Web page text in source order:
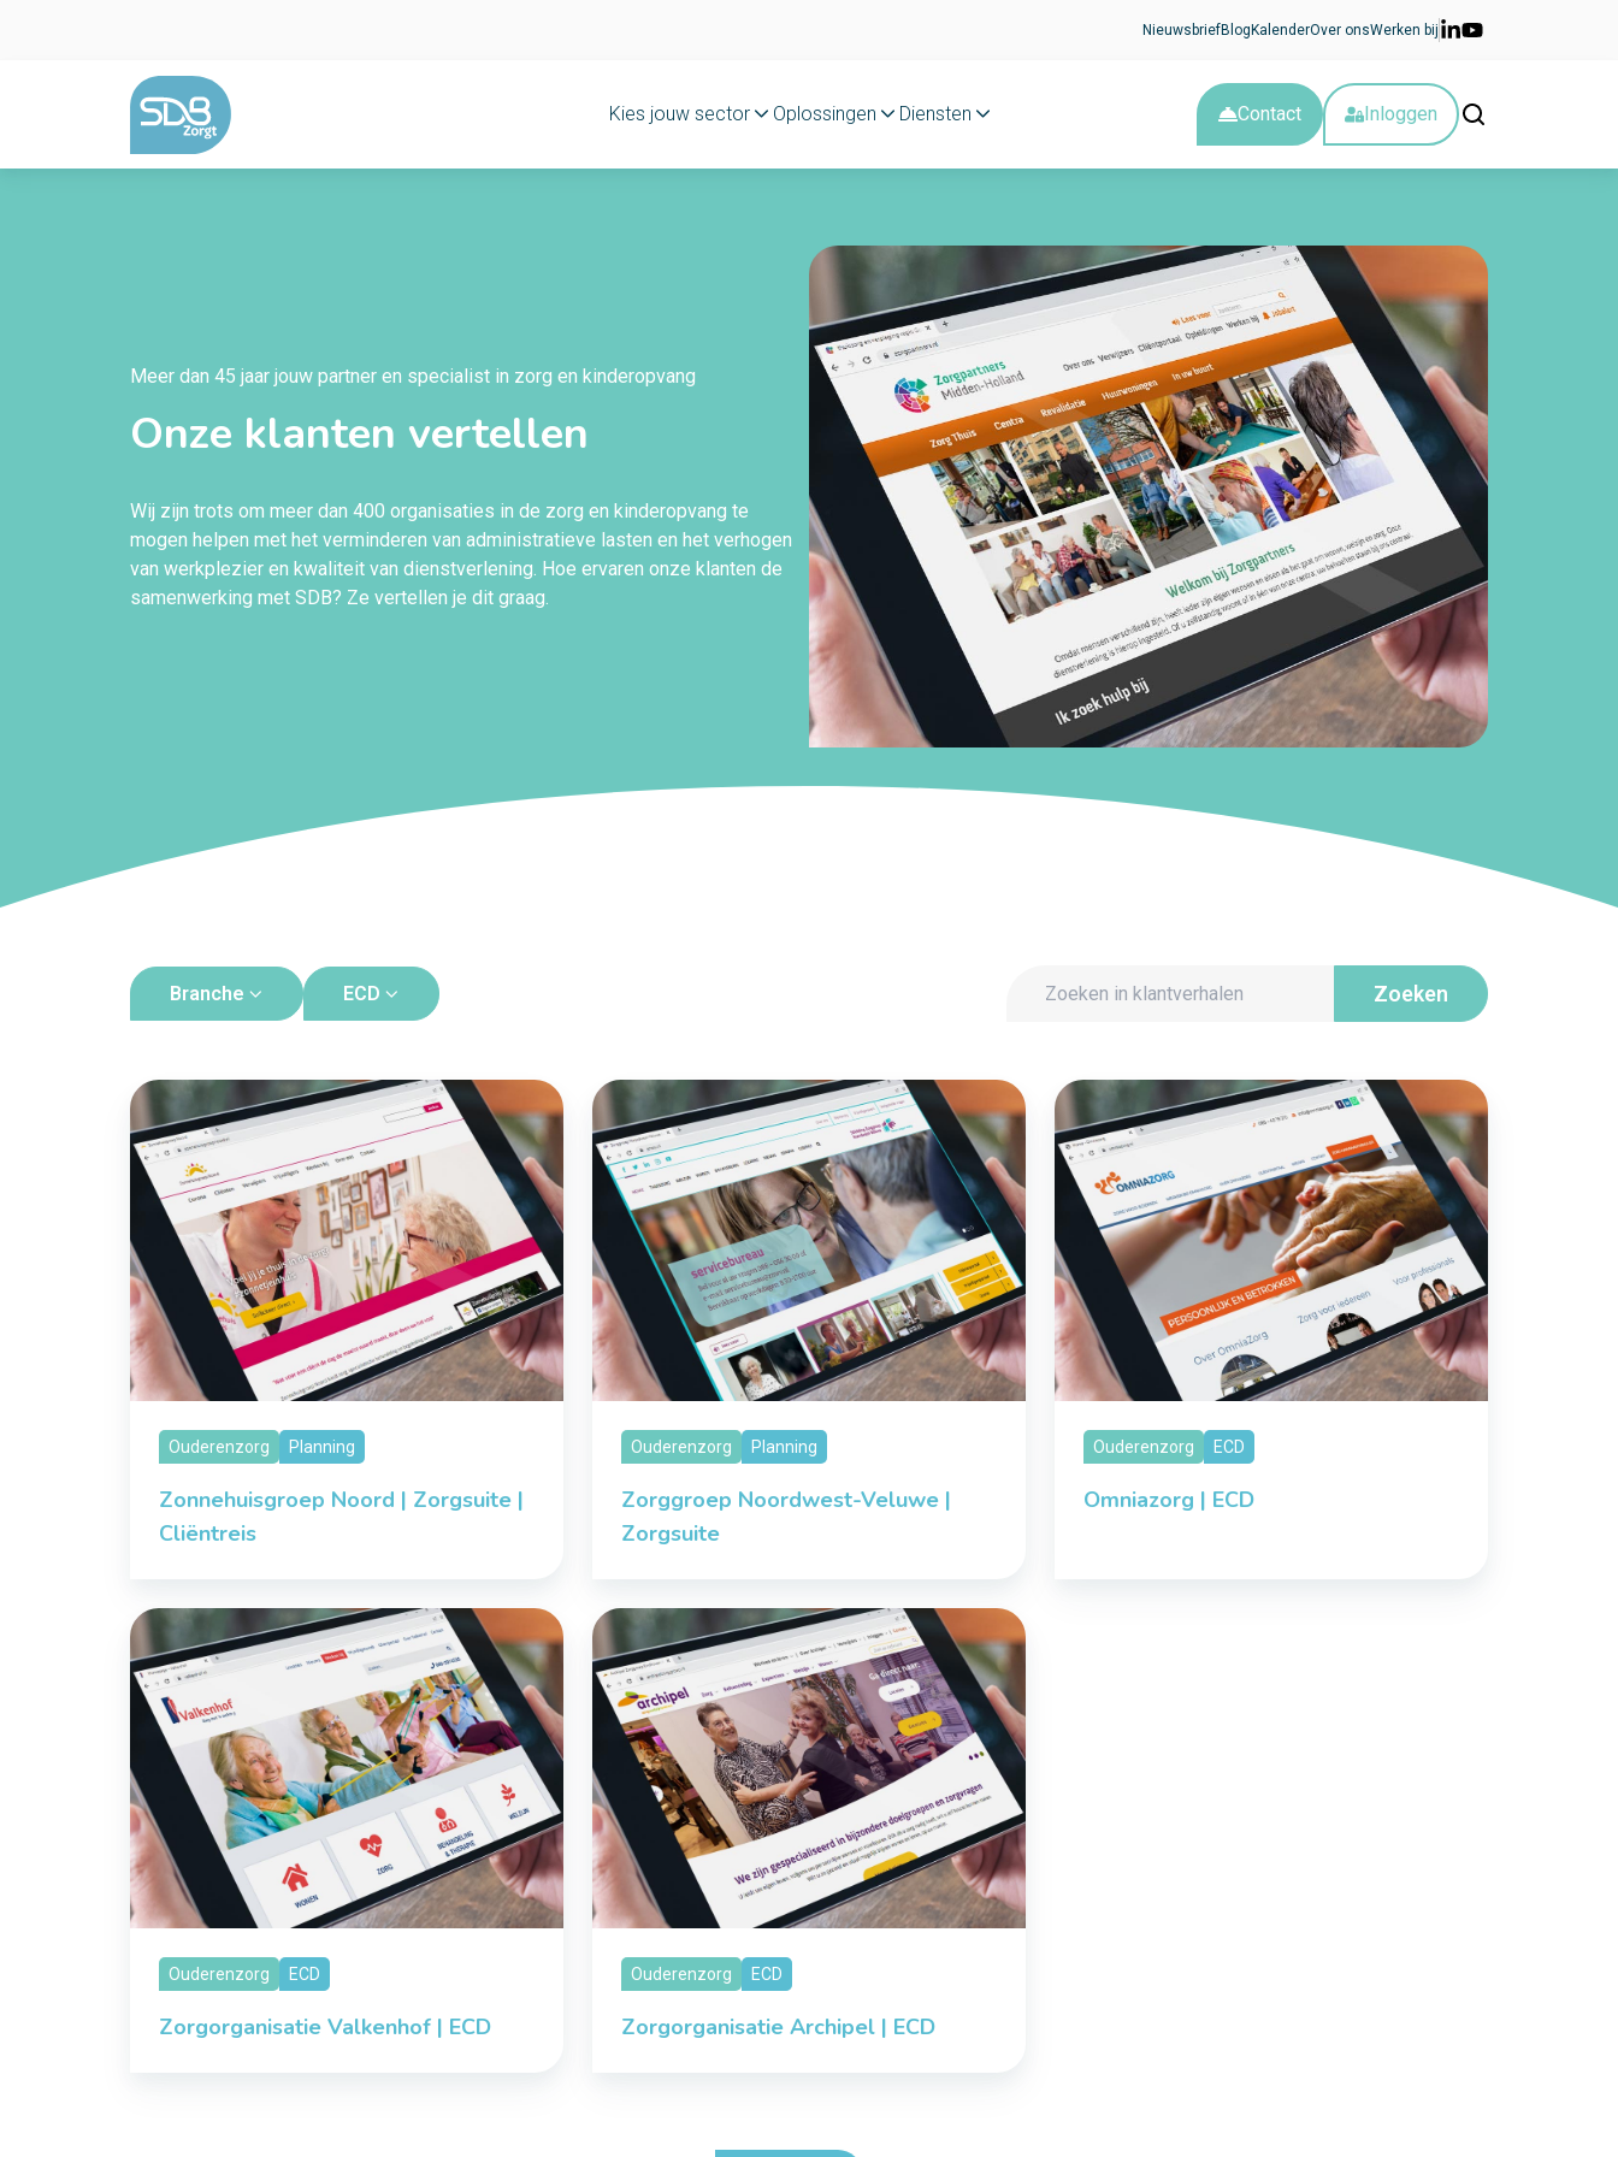
NieuwsbriefBlog KalenderOver onsWerken bij
Kies jouw sector Oplossingen Diensten Contact Inloggen
Meer dan 45 jaar jouw partner en specialist in zorg en kinderopvang
Onze klanten vertellen
Wij zijn trots om meer dan 400 organisaties in de zorg en kinderopvang te
mogen helpen met het verminderen van administratieve lasten en het verhogen
van werkplezier en kwaliteit van dienstverlening. Hoe ervaren onze klanten de
samenwerking met SDB? Ze vertellen je dit graag.
Branche ECD
Ouderenzorg Planning
Zonnehuisgroep Noord | Zorgsuite |
Cliëntreis
Ouderenzorg Planning
Zorggroep Noordwest-Veluwe |
Zorgsuite
Ouderenzorg ECD
Omniazorg | ECD
Ouderenzorg ECD
Zorgorganisatie Valkenhof | ECD
Ouderenzorg ECD
Zorgorganisatie Archipel | ECD